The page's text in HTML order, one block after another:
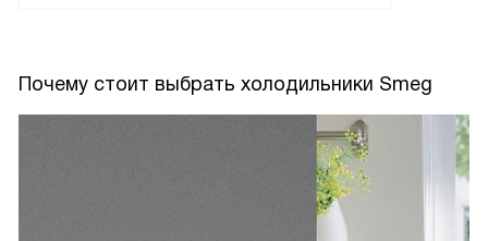
Почему стоит выбрать холодильники Smeg